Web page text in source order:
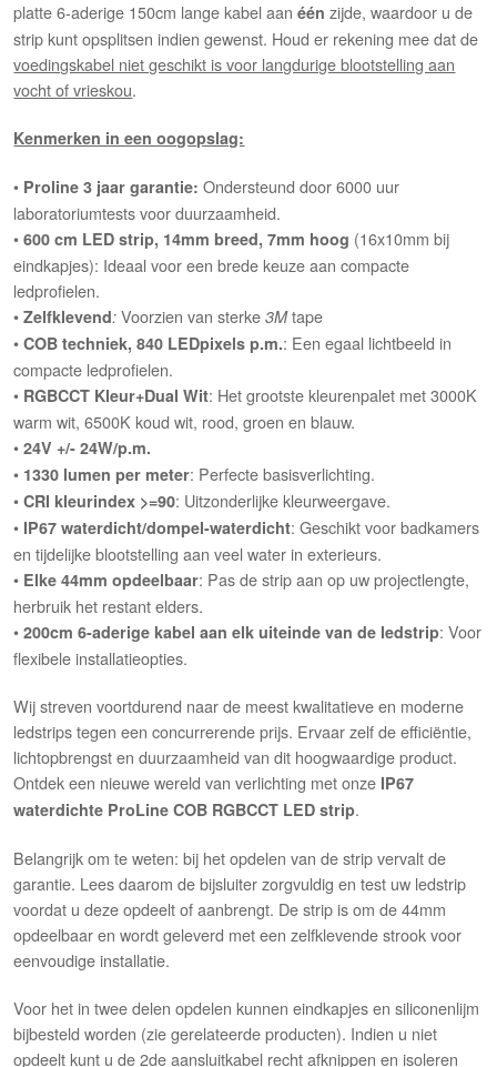
platte 6-aderige 150cm lange kabel aanéén zijde, waardoor u de
strip kunt opsplitsen indien gewenst. Houd er rekening mee dat de
voedingskabel niet geschikt is voor langdurige blootstelling aan
vocht of vrieskou.
Kenmerken in een oogopslag:
• Proline 3 jaar garantie: Ondersteund door 6000 uur
laboratoriumtests voor duurzaamheid.
•600 cm LED strip, 14mm breed, 7mm hoog (16x10mm bij
eindkapjes): Ideaal voor een brede keuze aan compacte
ledprofielen.
•Zelfklevend:Voorzien van sterke3Mtape
•COB techniek, 840 LEDpixels p.m.: Een egaal lichtbeeld in
compacte ledprofielen.
• RGBCCT Kleur+Dual Wit: Het grootste kleurenpalet met 3000K
warm wit, 6500K koud wit, rood, groen en blauw.
•24V +/- 24W/p.m.
• 1330 lumen per meter: Perfecte basisverlichting.
•CRI kleurindex >=90: Uitzonderlijke kleurweergave.
• IP67 waterdicht/dompel-waterdicht: Geschikt voor badkamers
en tijdelijke blootstelling aan veel water in exterieurs.
• Elke 44mm opdeelbaar: Pas de strip aan op uw projectlengte,
herbruik het restant elders.
•200cm 6-aderige kabel aan elk uiteinde van de ledstrip: Voor
flexibele installatieopties.
Wij streven voortdurend naar de meest kwalitatieve en moderne
ledstrips tegen een concurrerende prijs. Ervaar zelf de efficiëntie,
lichtopbrengst en duurzaamheid van dit hoogwaardige product.
Ontdek een nieuwe wereld van verlichting met onze IP67
waterdichte ProLine COB RGBCCT LED strip.
Belangrijk om te weten: bij het opdelen van de strip vervalt de
garantie. Lees daarom de bijsluiter zorgvuldig en test uw ledstrip
voordat u deze opdeelt of aanbrengt. De strip is om de 44mm
opdeelbaar en wordt geleverd met een zelfklevende strook voor
eenvoudige installatie.
Voor het in twee delen opdelen kunnen eindkapjes en siliconenlijm
bijbesteld worden (zie gerelateerde producten). Indien u niet
opdeelt kunt u de 2de aansluitkabel recht afknippen en isoleren